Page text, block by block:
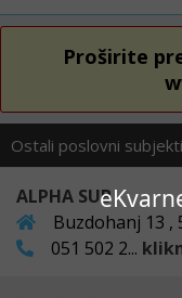
Proširite
Ostali poslovni
ALPHA SUB
Buzdohanj 13 ,
051 502 2...